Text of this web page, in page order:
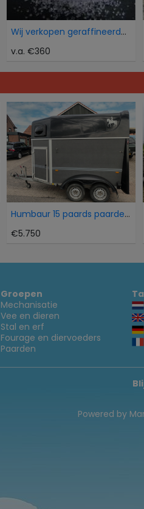
Wij verkopen geraffineerde witte bietsuiker Icumsa
v.a. €360
Humbaur 15 paards paardentrailer
€5.750
Groepen
Mechanisatie
Vee en dieren
Stal en erf
Fourage en diervoeders
Paarden
Powered by